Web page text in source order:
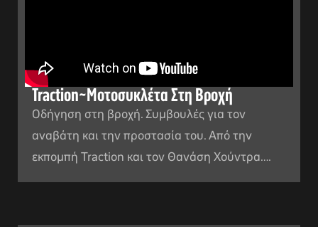
Traction~Μοτοσυκλέτα Στη Βροχή
Οδήγηση στη βροχή. Συμβουλές για τον
αναβάτη και την προστασία του. Από την
εκπομπή Traction και τον Θανάση Χούντρα….